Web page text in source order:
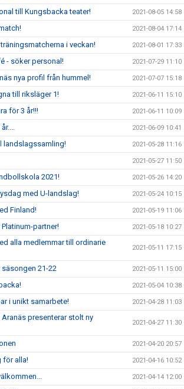
till Kungsbacka teater! 2021-08-05 14:58
2021-08-04 17:14
i veckan! 2021-08-01 17:33
- söker personal! 2021-07-29 11:10
nya profil från hummel! 2021-07-07 15:18
till riksläger 1! 2021-06-11 15:10
för 3 år!!! 2021-06-11 10:09
2021-06-09 10:41
landslagssamling! 2021-05-28 11:16
2021-05-27 11:50
2021! 2021-05-26 14:20
med U-landslag! 2021-05-24 10:15
Finland! 2021-05-19 11:06
partner! 2021-05-18 10:27
alla medlemmar till ordinarie
2021-05-11 17:15
21-22 2021-05-11 15:00
2021-05-04 10:38
i unikt samarbete! 2021-04-28 11:03
presenterar stolt ny
2021-04-27 11:30
2021-04-20 20:57
för alla! 2021-04-16 10:52
2021-04-14 12:00